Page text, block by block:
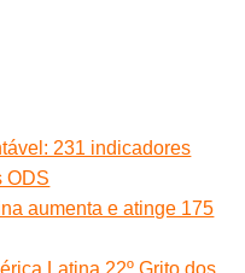
231 indicadores
ODS
aumenta e atinge 175
Latina 22º Grito dos